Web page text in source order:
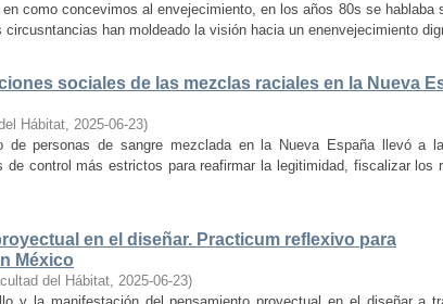
como concevimos al envejecimiento, en los años 80s se hablaba
han moldeado la visión hacia un enenvejecimiento
sociales de las mezclas raciales en la Nueva
Hábitat, 2025-06-23)
de personas de sangre mezclada en la Nueva España llevó a
de control más estrictos para reafirmar la legitimidad, fiscalizar los
en el diseñar. Practicum reflexivo para
México
del Hábitat, 2025-06-23)